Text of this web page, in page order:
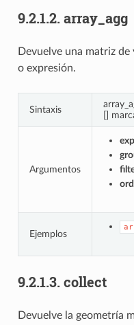
9.2.1.2. array_agg
Devuelve una matriz
o expresión.
Sintaxis
[]
Argumentos
Ejemplos
9.2.1.3. collect
Devuelve la geometría